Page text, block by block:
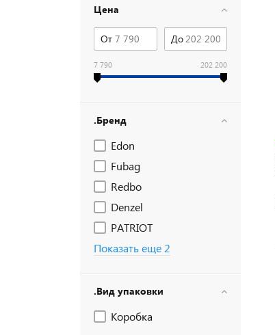
Цена
От До
7 790 202 200
.Бренд
Edon
Fubag
Redbo
Denzel
PATRIOT
Показать еще 2
.Вид упаковки
Коробка